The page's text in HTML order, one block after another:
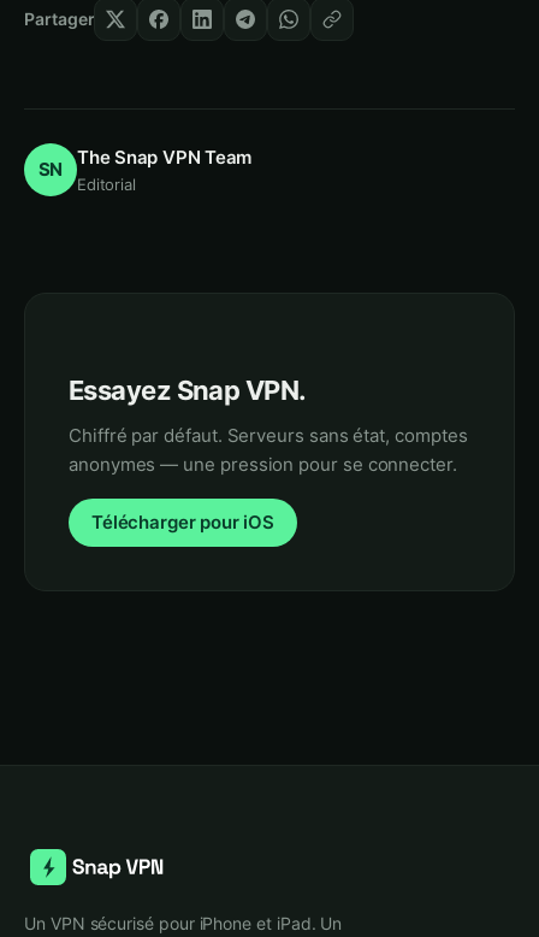
Partager
SN
The Snap VPN Team
Editorial
Essayez Snap VPN.
Chiffré par défaut. Serveurs sans état, comptes
anonymes — une pression pour se connecter.
Télécharger pour iOS
Un VPN sécurisé pour iPhone et iPad. Un